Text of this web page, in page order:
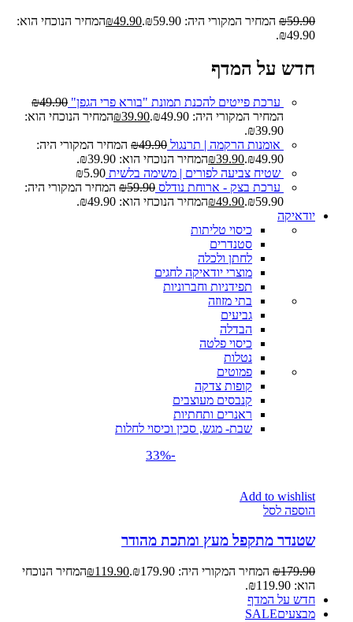
₪59.90 המחיר המקורי היה: ₪59.90. ₪49.90
המחיר הנוכחי הוא:
₪49.90.
חדש על המדף
ערכת פייטים להכנת תמונת "בורא פרי הגפן" ₪49.90
המחיר המקורי היה: ₪49.90.
₪39.90
המחיר הנוכחי הוא:
₪39.90.
אומנות הרקמה | תרנגול
₪49.90
המחיר המקורי היה:
₪49.90.
₪39.90
המחיר הנוכחי הוא: ₪39.90.
שטיח צביעה לפורים | משימה בלשית
₪5.90
ערכת בצק - ארוחת נודלס
₪59.90
המחיר המקורי היה:
₪59.90.
₪49.90
המחיר הנוכחי הוא: ₪49.90.
יודאיקה
כיסוי טליתות
סטנדרים
לחתן ולכלה
מוצרי יודאיקה לחגים
תפידניות וחברוניות
בתי מזוזה
גביעים
הבדלה
כיסוי פלטה
נטלות
פמוטים
קופות צדקה
קנבסים מעוצבים
ראנרים ותחתיות
שבת- מגש, סכין וכיסוי לחלות
-33%
Add to wishlist
הוספה לסל
שטנדר מתקפל מעץ ומתכת מהודר
₪179.90 המחיר המקורי היה: ₪179.90. ₪119.90
המחיר הנוכחי
הוא: ₪119.90.
חדש על המדף
מבצעיםSALE